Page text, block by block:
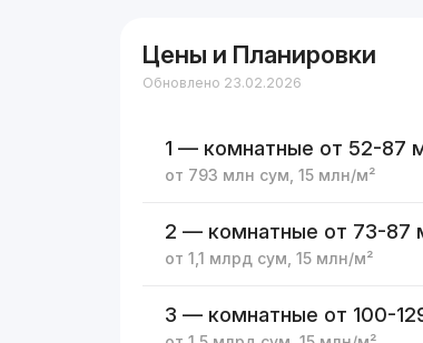
Цены и Планировки
Обновлено 23.02.2026
1 — комнатные от 52-87
от 793 млн сум ,15 млн/м²
2 — комнатные от 73-87
от1,1 млрд сум ,15 млн/м²
3 — комнатные от 100-